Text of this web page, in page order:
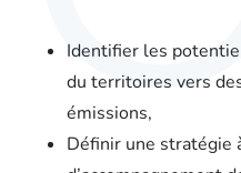
Identifier les
du territoires vers
émissions,
Définir une stratégie